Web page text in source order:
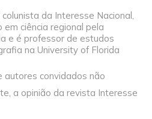
da Interesse Nacional,
ciência regional pela
e é professor de estudos
na University of Florida
convidados não
a opinião da revista Interesse